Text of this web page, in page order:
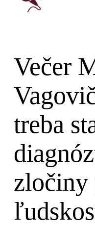
Večer
treba
zločiny